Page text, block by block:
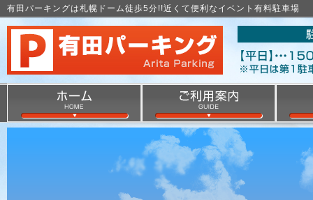
有田パーキングは札幌ドーム徒歩5分!!近くて便利なイベント有料駐車場